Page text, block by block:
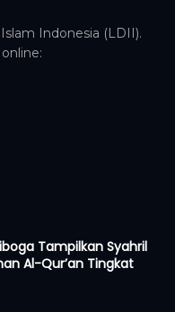
Indonesia (LDII).
Tampilkan Syahril
Al-Qur’an Tingkat